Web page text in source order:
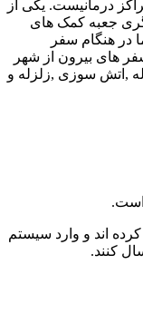
درمانیست. یکی از
جعبه کمک های
در هنگام سفر
های بیرون از شهر
,اتش سوزی ,زلزله و
است.
اند و وارد سیستم
کنند.